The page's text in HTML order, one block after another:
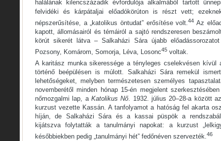
halálának kilencszázadik évfordulója alkalmából tartott
felvidéki és kárpátaljai előadókörúton is részt vett;
népszerűsítése, a „katolikus öntudat” erősítése volt.44 Az
kapott, állomásairól és témáiról a sajtó rendszeresen
körút sikerét látva – Salkaházi Sára újabb
Pozsony, Komárom, Somorja, Léva, Losonc45 voltak.
A karitász munka sikeressége a tényleges cselekvésen kívül
történő beépülésen is múlott. Salkaházi Sára remekül
lehetőségeket, melyben természetesen személyes
novemberétől minden hónap 15-én megjelent
nőmozgalmi lap, a Katolikus Nő. 1932. július 20–28-a között
kurzust vezette Kassán. A tanfolyamot a hatóság fel akarta
híján, de Salkaházi Sára és a kassai püspök a
kijátszva folytatták a tanulmányi napokat: a kurzust
későbbiekben pedig „tanulmányi hét” fedőnéven szervezték.46